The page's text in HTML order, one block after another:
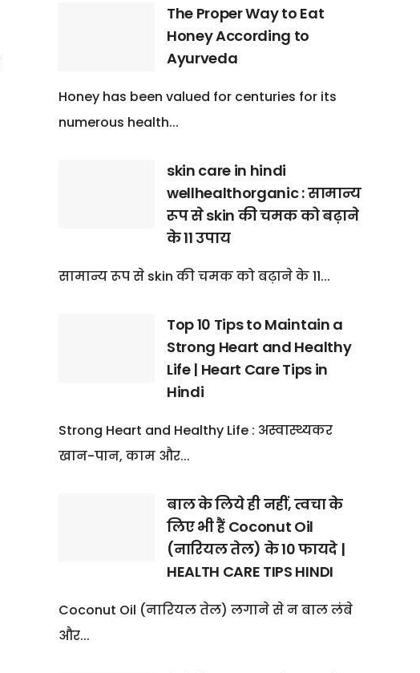
The Proper Way to Eat
Honey According to
Ayurveda
Honey has been valued for centuries for its
numerous health...
skin care in hindi
wellhealthorganic : सामान्य
रूप से skin की चमक को बढ़ाने
के 11 उपाय
सामान्य रूप से skin की चमक को बढ़ाने के 11...
Top 10 Tips to Maintain a
Strong Heart and Healthy
Life | Heart Care Tips in
Hindi
Strong Heart and Healthy Life : अस्वास्थ्यकर
खान-पान, काम और...
बाल के लिये ही नहीं, त्वचा के
लिए भी हैं Coconut Oil
(नारियल तेल) के 10 फायदे |
HEALTH CARE TIPS HINDI
Coconut Oil (नारियल तेल) लगाने से न बाल लंबे
और...